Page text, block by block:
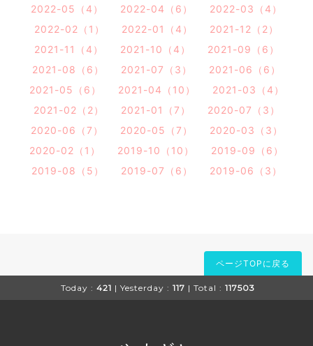
2022-05（4）
2022-04（6）
2022-03（4）
2022-02（1）
2022-01（4）
2021-12（2）
2021-11（4）
2021-10（4）
2021-09（6）
2021-08（6）
2021-07（3）
2021-06（6）
2021-05（6）
2021-04（10）
2021-03（4）
2021-02（2）
2021-01（7）
2020-07（3）
2020-06（7）
2020-05（7）
2020-03（3）
2020-02（1）
2019-10（10）
2019-09（6）
2019-08（5）
2019-07（6） 2019-06（3）
ページTOPに戻る
Today : 421 | Yesterday : 117 | Total : 117503